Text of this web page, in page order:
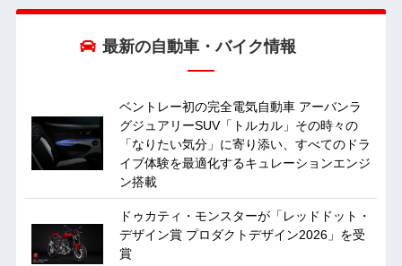
最新の自動車・バイク情報
ベントレー初の完全電気自動車 アーバンラ
グジュアリーSUV「トルカル」その時々の
「なりたい気分」に寄り添い、すべてのドラ
イブ体験を最適化するキュレーションエンジ
ン搭載
ドゥカティ・モンスターが「レッドドット・
デザイン賞 プロダクトデザイン2026」を受
賞